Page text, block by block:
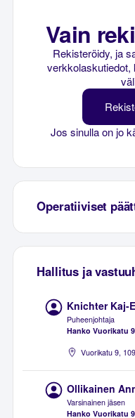
Vain
Rekisteröidy, ja
verkkolaskutiedot,
Jos sinulla on jo
Operatiiviset
Hallitus ja
Knichter Kaj-
Puheenjohtaja
Hanko Vuorikatu
Vuorikatu 9,
Ollikainen
Varsinainen jäsen
Hanko Vuorikatu